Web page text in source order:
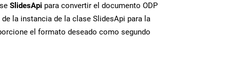
SlidesApi para convertir el documento ODP
de la instancia de la clase SlidesApi para la
el formato deseado como segundo